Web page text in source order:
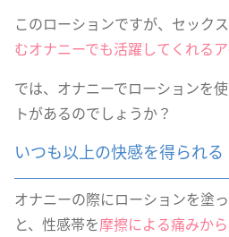
このローションですが、セックス
むオナニーでも活躍してくれる
では、オナニーでローションを
トがあるのでしょうか？
いつも以上の快感を得られる
オナニーの際にローションを塗
と、性感帯を摩擦による痛みか